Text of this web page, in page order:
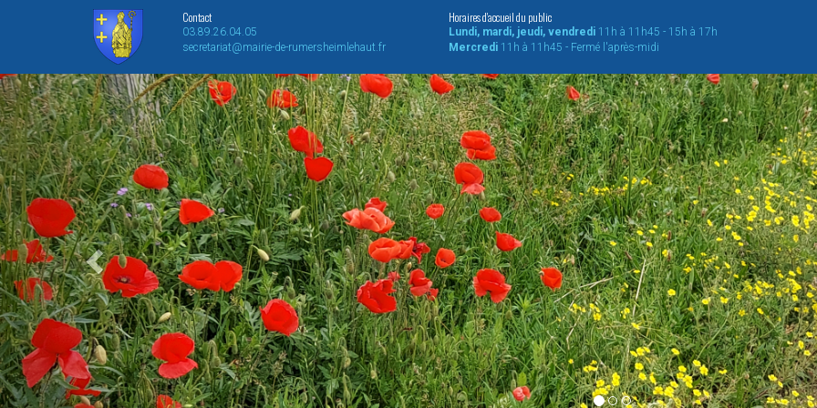
Contact
03.89.26.04.05
secretariat@mairie-de-rumersheimlehaut.fr
Horaires d'accueil du public
Lundi, mardi, jeudi, vendredi 11h à 11h45 - 15h à 17h
Mercredi 11h à 11h45 - Fermé l'après-midi
Previous